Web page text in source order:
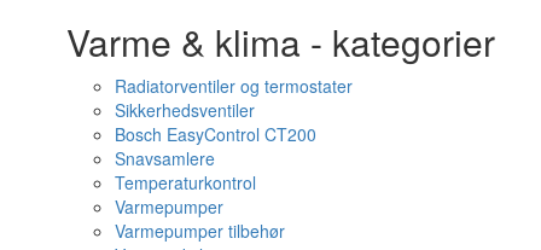
Varme & klima - kategorier
Radiatorventiler og termostater
Sikkerhedsventiler
Bosch EasyControl CT200
Snavsamlere
Temperaturkontrol
Varmepumper
Varmepumper tilbehør